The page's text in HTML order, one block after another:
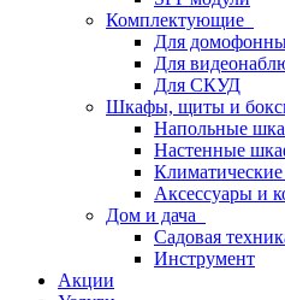
Комплектующие
Для
Для
Для СКУД
Шкафы, щиты и
Напольные
Настенные
Аксессуары и
Дом и дача
Садовая
Инструмент
Акции